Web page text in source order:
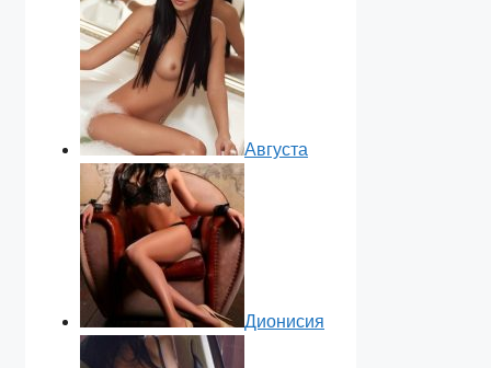
Августа
Дионисия